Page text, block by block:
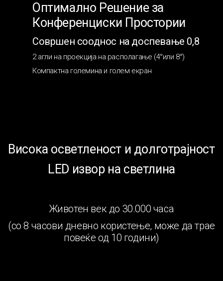
Оптимално Решение за
Конференциски Простории
Совршен сооднос на доспевање 0,8
2 агли на проекција на располагање (4°или 8°)
Компактна големина и голем екран
Висока осветленост и долготрајност
LED извор на светлина
Животен век до 30.000 часа
(со 8 часови дневно користење, може да трае
повеќе од 10 години)